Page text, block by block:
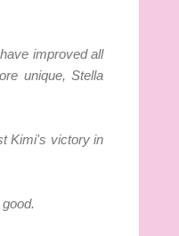
improved all
unique, Stella
Kimi's victory in